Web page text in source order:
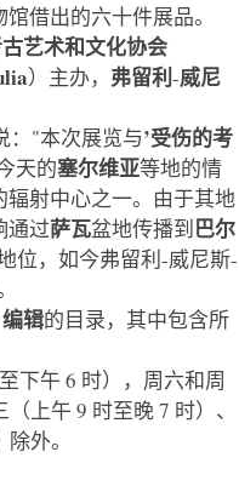
借出的六十件展品。
艺术和文化协会
）主办， 弗留利-威尼
："本次展览与’受伤的考
天的塞尔维亚等地的情
辐射中心之一。由于其地
通过萨瓦盆地传播到巴尔
位，如今弗留利-威尼斯-
编辑的目录，其中包含所
下午 6 时），周六和周
上午 9 时至晚 7 时）、
外。